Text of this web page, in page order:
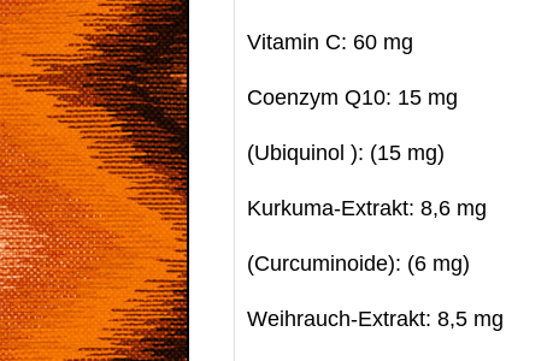
Vitamin C: 60 mg
Coenzym Q10: 15 mg
(Ubiquinol ): (15 mg)
Kurkuma-Extrakt: 8,6 mg
(Curcuminoide): (6 mg)
Weihrauch-Extrakt: 8,5 mg